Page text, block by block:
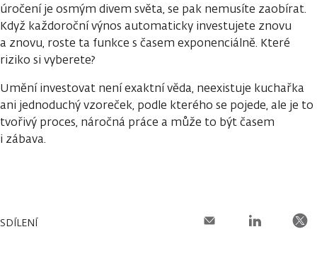
úročení je osmým divem světa, se pak nemusíte zaobírat.
Když každoroční výnos automaticky investujete znovu
a znovu, roste ta funkce s časem exponenciálně. Které
riziko si vyberete?
Umění investovat není exaktní věda, neexistuje kuchařka
ani jednoduchý vzoreček, podle kterého se pojede, ale je to
tvořivý proces, náročná práce a může to být časem
i zábava.
SDÍLENÍ